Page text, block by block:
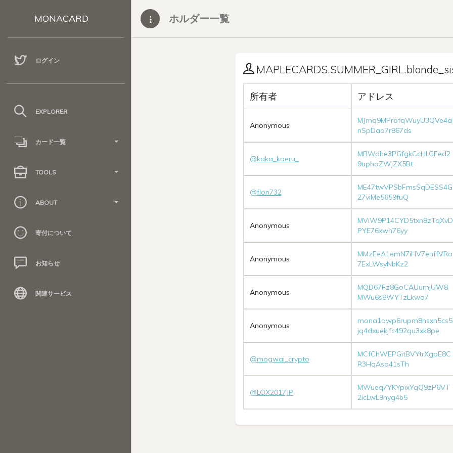
MONACARD
ログイン
EXPLORER
カード一覧
TOOLS
ABOUT
寄付について
お知らせ
関連サービス
ホルダー一覧
所有者 アドレス
Anonymous
MJmq9MProfqWuyU3QVe4a
nSpDao7r867ds
@kaka_kaeru_
MBWdhe3PGfgkCcHLGFed2
9uphoZWjZX5Bt
@flon732
ME47twVPSbFmsSqDESS4G
27viMe5659fuQ
Anonymous
MViW9P14CYD5txn8zTqXvD
PYE76xwh76yy
Anonymous
MMzEeA1emN7iHV7enffVRa
7ExLWsyNbKz2
Anonymous
MQD67Fz8GoCAUumjUW8
MWu6s8WYTzLkwo7
Anonymous
mona1qwp6rupm8nsxn5cs5
jq4dxuekjfc492qu3xk8pe
@mogwai_crypto
MCfChWEPGitBVYtrXgpE8C
R3HqAsq41sTh
@LOX2017JP
MWueq7YKYpixYgQ9zP6VT
2icLwL9hyg4b5